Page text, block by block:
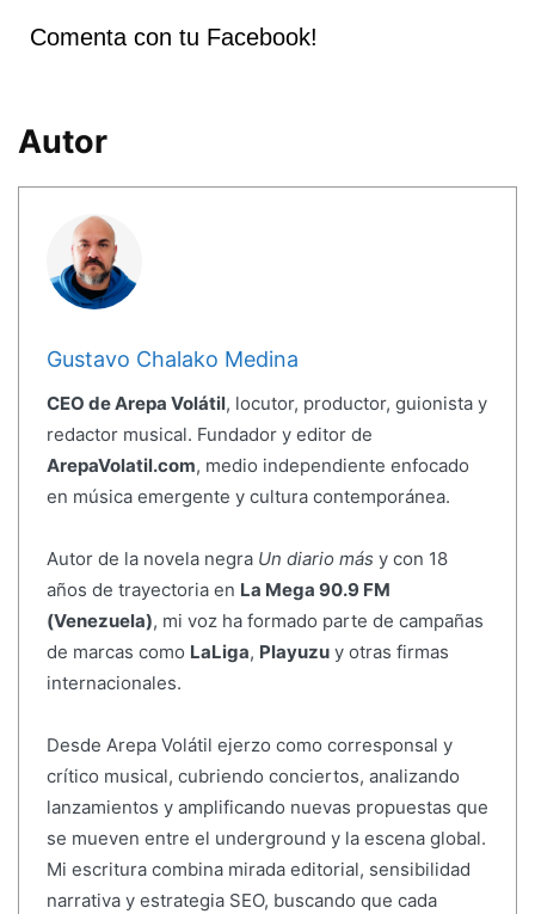
Comenta con tu Facebook!
Autor
Gustavo Chalako Medina
CEO de Arepa Volátil, locutor, productor, guionista y
redactor musical. Fundador y editor de
ArepaVolatil.com, medio independiente enfocado
en música emergente y cultura contemporánea.
Autor de la novela negra Un diario más y con 18
años de trayectoria en La Mega 90.9 FM
(Venezuela), mi voz ha formado parte de campañas
de marcas como LaLiga, Playuzuy otras firmas
internacionales.
Desde Arepa Volátil ejerzo como corresponsal y
crítico musical, cubriendo conciertos, analizando
lanzamientos y amplificando nuevas propuestas que
se mueven entre el underground y la escena global.
Mi escritura combina mirada editorial, sensibilidad
narrativa y estrategia SEO, buscando que cada